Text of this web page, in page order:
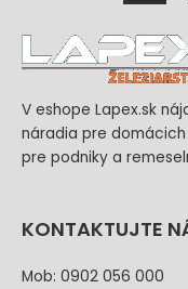
V eshope Lapex.sk
náradia pre
pre podniky a
KONTAKTUJTE
Mob: 0902 056 000